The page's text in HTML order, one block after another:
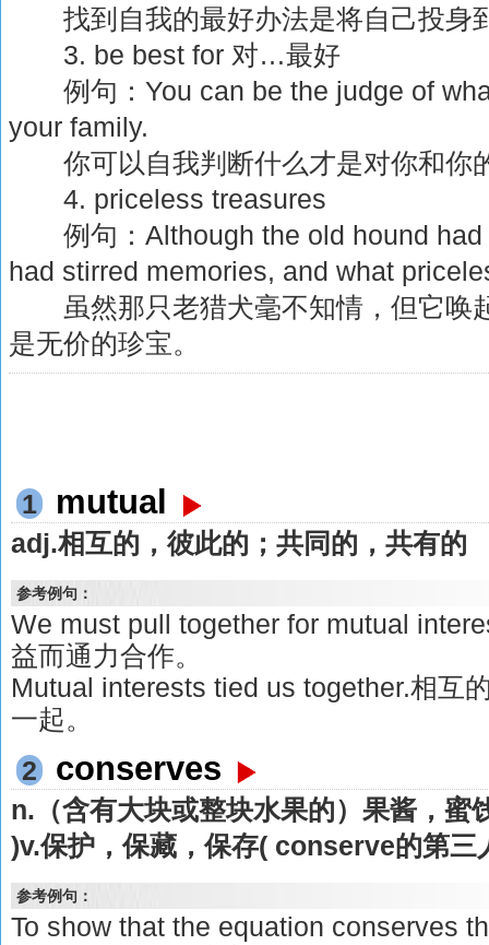
找到自我的最好办法是将自己投身
3. be best for 对…最好
例句：You can be the judge of
your family.
你可以自我判断什么才是对你和你
4. priceless treasures
例句：Although the old hound had
had stirred memories, and what
虽然那只老猎犬毫不知情，但它唤
是无价的珍宝。
1 mutual
adj.相互的，彼此的；共同的，共有的
参考例句：
We must pull together for mutual
益而通力合作。
Mutual interests tied us together.相互
一起。
2
conserves
n.（含有大块或整块水果的）果酱，
)v.保护，保藏，保存( conserve的第三
参考例句：
To show that the equation conserves